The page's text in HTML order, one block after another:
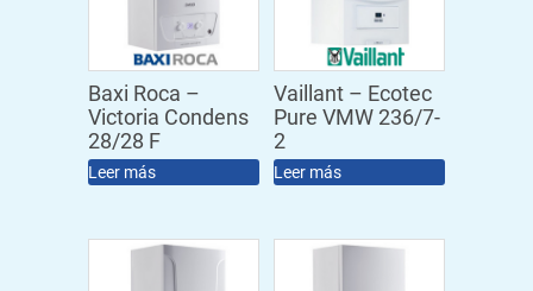
Baxi Roca –
Victoria Condens
28/28 F
Leer más
Vaillant – Ecotec
Pure VMW 236/7-
2
Leer más